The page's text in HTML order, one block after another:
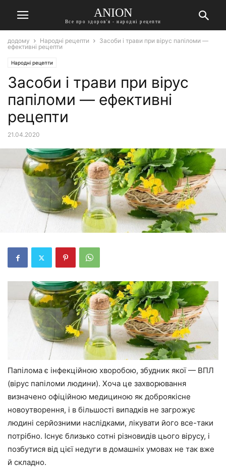
ANION
Все про здоров'я - народні рецепти
додому Народні рецепти
Засоби і трави при вірус папіломи —
ефективні рецепти
Народні рецепти
Засоби і трави при вірус
папіломи — ефективні
рецепти
21.04.2020
Папілома є інфекційною хворобою, збудник якої — ВПЛ
(вірус папіломи людини). Хоча це захворювання
визначено офіційною медициною як доброякісне
новоутворення, і в більшості випадків не загрожує
людині серйозними наслідками, лікувати його все-таки
потрібно. Існує близько сотні різновидів цього вірусу, і
позбутися від цієї недуги в домашніх умовах не так вже
й складно.